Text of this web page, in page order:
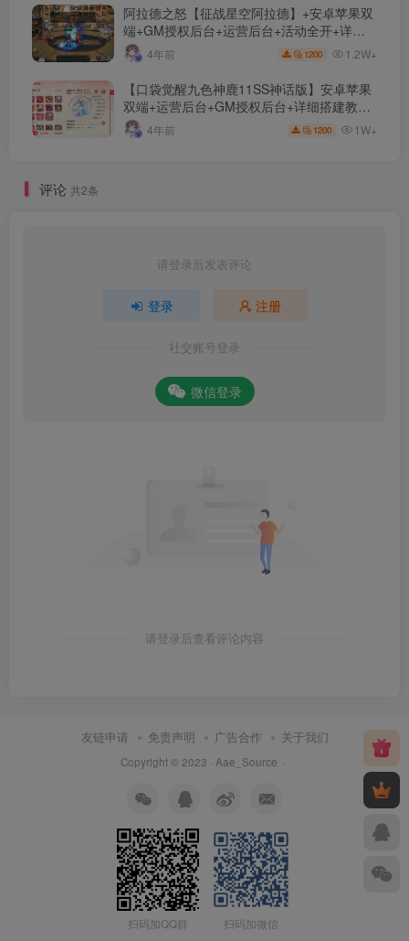
阿拉德之怒【征战星空阿拉德】+安卓苹果双
端+GM授权后台+运营后台+活动全开+详细
教程 4年前 1200 1.2W+
【口袋觉醒九色神鹿11SS神话版】安卓苹果
双端+运营后台+GM授权后台+详细搭建教
程。 4年前 1200 1W+
评论 共2条
请登录后发表评论
登录 注册
社交账号登录
微信登录
请登录后查看评论内容
友链申请 免责声明 广告合作 关于我们
Copyright © 2023 · Aae_Source ·
扫码加QQ群 扫码加微信